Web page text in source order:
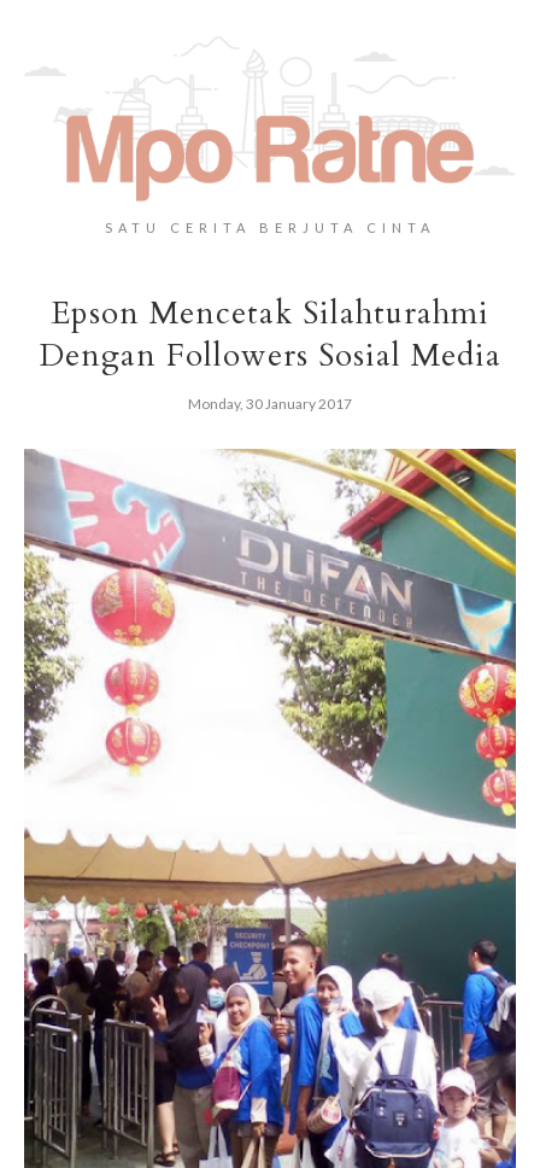
SATU CERITA BERJUTA CINTA
Epson Mencetak Silahturahmi
Dengan Followers Sosial Media
Monday, 30 January 2017